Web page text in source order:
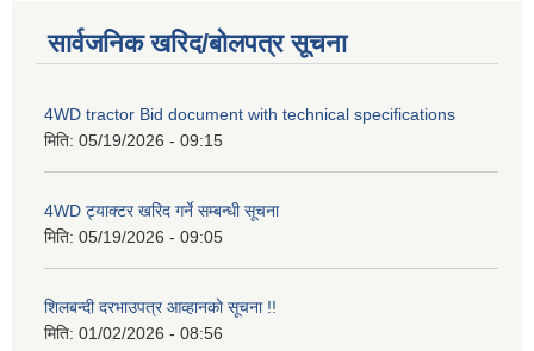
सार्वजनिक खरिद/बोलपत्र सूचना
4WD tractor Bid document with technical specifications
मिति: 05/19/2026 - 09:15
4WD ट्याक्टर खरिद गर्ने सम्बन्धी सूचना
मिति: 05/19/2026 - 09:05
शिलबन्दी दरभाउपत्र आव्हानको सूचना !!
मिति: 01/02/2026 - 08:56